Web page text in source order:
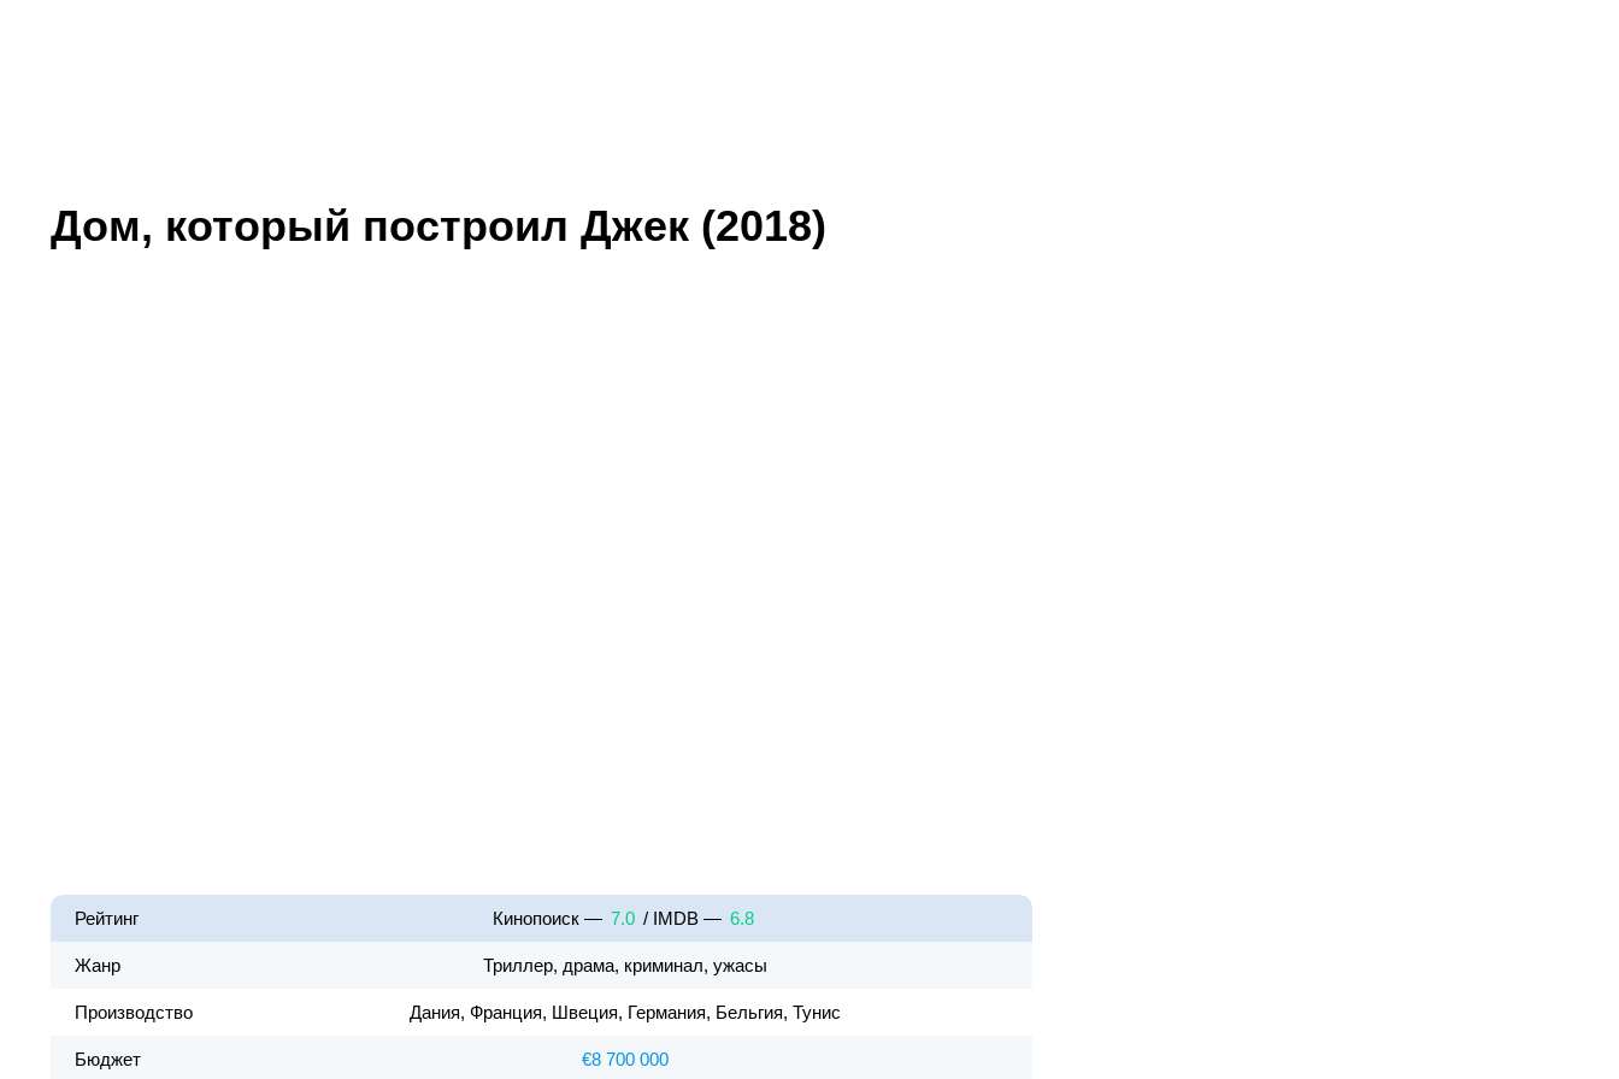
Дом, который построил Джек (2018)
Рейтинг Кинопоиск — 7.0 / IMDB — 6.8
Жанр Триллер, драма, криминал, ужасы
Производство Дания, Франция, Швеция, Германия, Бельгия, Тунис
Бюджет €8 700 000